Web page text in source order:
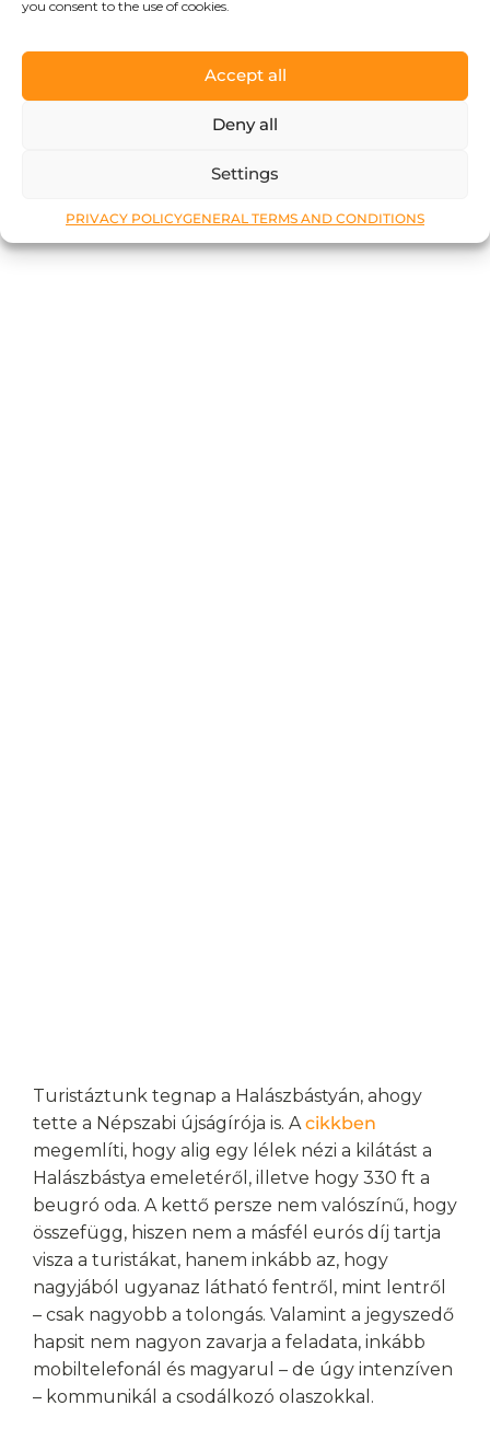
you consent to the use of cookies.
Accept all
Deny all
Settings
PRIVACY POLICYGENERAL TERMS AND CONDITIONS
Turistáztunk tegnap a Halászbástyán, ahogy
tette a Népszabi újságírója is. Acikkben
megemlíti, hogy alig egy lélek nézi a kilátást a
Halászbástya emeletéről, illetve hogy 330 ft a
beugró oda. A kettő persze nem valószínű, hogy
összefügg, hiszen nem a másfél eurós díj tartja
visza a turistákat, hanem inkább az, hogy
nagyjából ugyanaz látható fentről, mint lentről
– csak nagyobb a tolongás. Valamint a jegyszedő
hapsit nem nagyon zavarja a feladata, inkább
mobiltelefonál és magyarul – de úgy intenzíven
– kommunikál a csodálkozó olaszokkal.